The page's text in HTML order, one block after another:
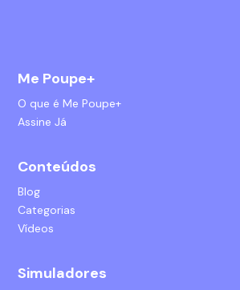
Me Poupe+
O que é Me Poupe+
Assine Já
Conteúdos
Blog
Categorias
Vídeos
Simuladores